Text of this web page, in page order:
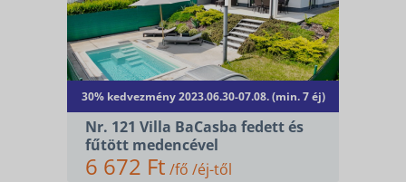
30% kedvezmény 2023.06.30-07.08. (min. 7 éj)
Nr. 121 Villa BaCasba fedett és
fűtött medencével
6 672 Ft /fő /éj-től